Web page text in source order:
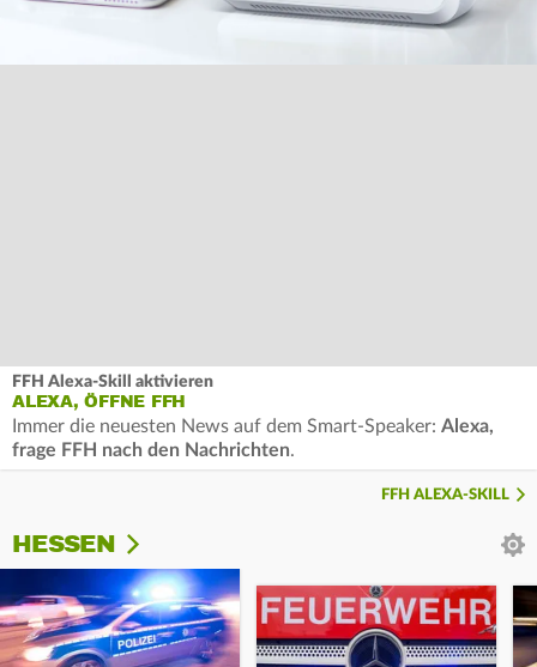
FFH Alexa-Skill aktivieren
ALEXA, ÖFFNE FFH
Immer die neuesten News auf dem Smart-Speaker: Alexa,
frage FFH nach den Nachrichten.
FFH ALEXA-SKILL
HESSEN